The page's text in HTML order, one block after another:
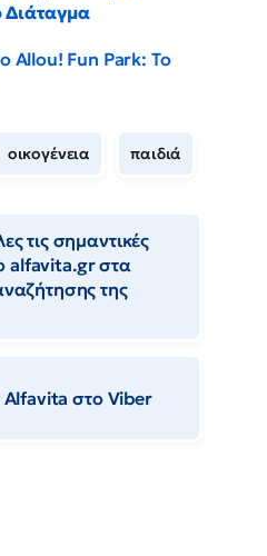
Διάταγμα
Allou! Fun Park: Το
οικογένεια παιδιά
τις σημαντικές
alfavita.gr στα
της
Αlfavita στο Viber